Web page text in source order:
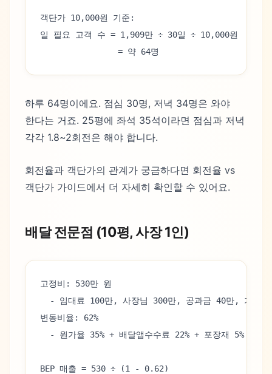
객단가 10,000원 기준:
일 필요 고객 수 = 1,909만 ÷ 30일 ÷ 10,000원
                = 약 64명
하루 64명이에요. 점심 30명, 저녁 34명은 와야
한다는 거죠. 25평에 좌석 35석이라면 점심과 저녁
각각 1.8~2회전은 해야 합니다.
회전율과 객단가의 관계가 궁금하다면 회전율 vs
객단가 가이드에서 더 자세히 확인할 수 있어요.
배달 전문점 (10평, 사장 1인)
고정비: 530만 원
- 임대료 100만, 사장님 300만, 공과금 40만, 기타
변동비율: 62%
  - 원가율 35% + 배달앱수수료 22% + 포장재 5%
BEP 매출 = 530 ÷ (1 - 0.62)